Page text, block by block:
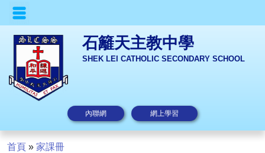
石籬天主教中學
SHEK LEI CATHOLIC SECONDARY SCHOOL
內聯網 網上學習
首頁 » 家課冊